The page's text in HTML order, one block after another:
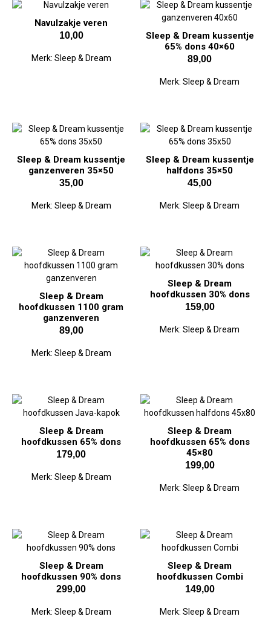
Navulzakje veren
10,00
Merk: Sleep & Dream
Sleep & Dream kussentje
65% dons 40×60
89,00
Merk:Sleep & Dream
Sleep & Dream kussentje
ganzenveren 35×50
35,00
Merk: Sleep & Dream
Sleep & Dream kussentje
halfdons 35×50
45,00
Merk:Sleep & Dream
Sleep & Dream
hoofdkussen 1100 gram
ganzenveren
89,00
Merk: Sleep & Dream
Sleep & Dream
hoofdkussen 30% dons
159,00
Merk:Sleep & Dream
Sleep & Dream
hoofdkussen 65% dons
179,00
Merk: Sleep & Dream
Sleep & Dream
hoofdkussen 65% dons
45×80
199,00
Merk:Sleep & Dream
Sleep & Dream
hoofdkussen 90% dons
299,00
Merk: Sleep & Dream
Sleep & Dream
hoofdkussen Combi
149,00
Merk:Sleep & Dream